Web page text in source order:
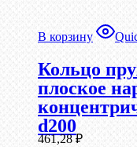
В корзину
Кольцо
плоское
d200
461,28₽